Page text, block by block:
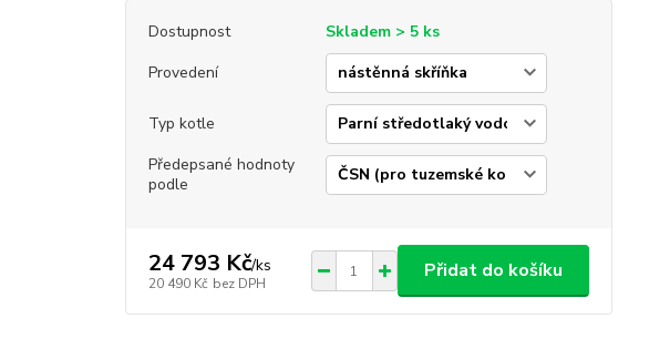
Dostupnost
Skladem > 5 ks
Provedení
Typ kotle
Předepsané hodnoty
podle
24 793 Kč/ks
20 490 Kč bez DPH
Přidat do košíku